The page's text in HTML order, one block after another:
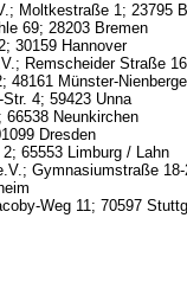
Moltkestraße 1; 23795
69; 28203 Bremen
30159 Hannover
Remscheider Straße
48161 Münster-Nienberge
4; 59423 Unna
Neunkirchen
Dresden
65553 Limburg / Lahn
Gymnasiumstraße
Weg 11; 70597